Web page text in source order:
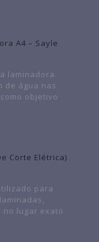
A4 – Sayle
laminadora.
de água nas
objetivo
Corte Elétrica)
para
lugar exato